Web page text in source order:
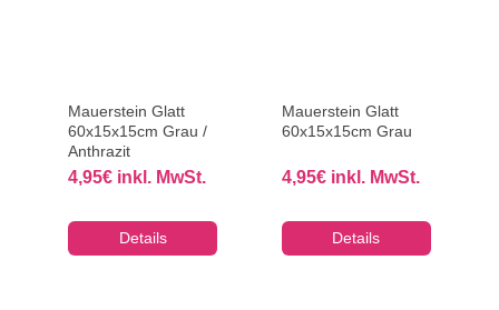
Mauerstein Glatt
60x15x15cm Grau /
Anthrazit
4,95€ inkl. MwSt.
Details
Mauerstein Glatt
60x15x15cm Grau
4,95€ inkl. MwSt.
Details